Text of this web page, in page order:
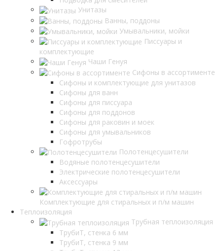
Унитазы
Ванны, поддоны
Умывальники, мойки
Писсуары и
комплектующие
Чаши Генуя
Сифоны в ассортименте
Сифоны и комплектующие для унитазов
Сифоны для ванн
Сифоны для писсуара
Сифоны для поддонов
Сифоны для раковин и моек
Сифоны для умывальников
Гофротрубы
Полотенцесушители
Водяные полотенцесушители
Электрические полотенцесушители
Аксессуары
Комплектующие для стиральных и п/м машин
Теплоизоляция
Трубная теплоизоляция
ТрубиТ, стенка 6 мм
ТрубиТ, стенка 9 мм